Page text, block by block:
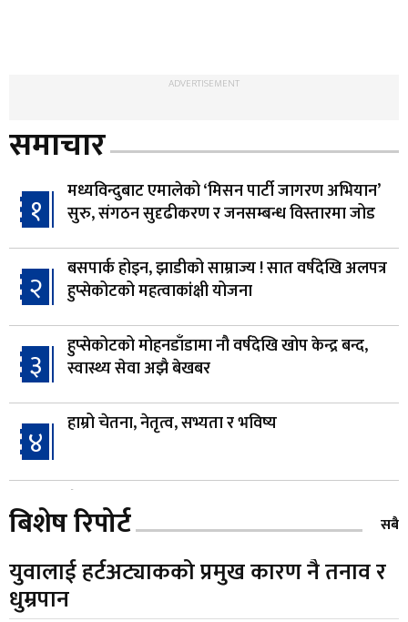
ADVERTISEMENT
समाचार
१
मध्यविन्दुबाट एमालेको ‘मिसन पार्टी जागरण अभियान’
सुरु, संगठन सुदृढीकरण र जनसम्बन्ध विस्तारमा जोड
२
बसपार्क होइन, झाडीको साम्राज्य ! सात वर्षदेखि अलपत्र
हुप्सेकोटको महत्वाकांक्षी योजना
३
हुप्सेकोटको मोहनडाँडामा नौ वर्षदेखि खोप केन्द्र बन्द,
स्वास्थ्य सेवा अझै बेखबर
४ हाम्रो चेतना, नेतृत्व, सभ्यता र भविष्य
५
गैँडाको आतंकः बगुवनमा किसानको धानबाली नष्ट,
क्षतिपूर्तिको माग
६
स्थापनाको एक दशकपछि विनयी त्रिवेणीको आफ्नै
प्रशासकीय भवनको शिलान्यास
बिशेष रिपोर्ट सबै
युवालाई हर्टअट्याकको प्रमुख कारण नै तनाव र
धुम्रपान